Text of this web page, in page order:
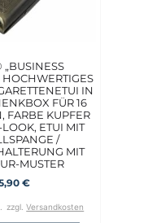
„BUSINESS
HOCHWERTIGES
IN
FÜR 16
FARBE KUPFER
ETUI MIT
/
MIT
MUSTER
€
zzgl.Versandkosten